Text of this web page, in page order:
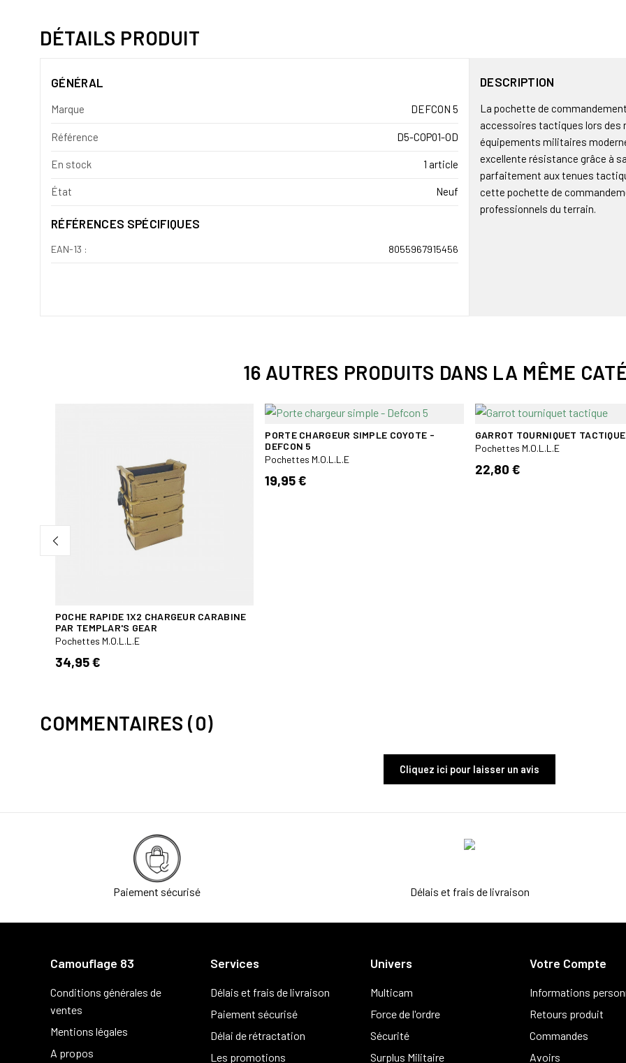
DÉTAILS PRODUIT
GÉNÉRAL
Marque DEFCON 5
Référence D5-COP01-OD
En stock 1 article
État Neuf
RÉFÉRENCES SPÉCIFIQUES
EAN-13 : 8055967915456
DESCRIPTION
La pochette de
accessoires tactiques lors des
équipements militaires
excellente résistance grâce à
parfaitement aux tenues
cette pochette de
professionnels du terrain.
16 AUTRES PRODUITS DANS LA MÊME
POCHE RAPIDE 1X2 CHARGEUR CARABINE
PAR TEMPLAR'S GEAR
Pochettes M.O.L.L.E
34,95 €
PORTE CHARGEUR SIMPLE COYOTE -
DEFCON 5
Pochettes M.O.L.L.E
19,95 €
GARROT TOURNIQUET TACTIQUE
Pochettes M.O.L.L.E
22,80 €
COMMENTAIRES (0)
Cliquez ici pour laisser un avis
Paiement sécurisé Délais et frais de livraison
Camouflage 83
Conditions générales de
ventes
Mentions légales
A propos
Services
Délais et frais de livraison
Paiement sécurisé
Délai de rétractation
Les promotions
Univers
Multicam
Force de l'ordre
Sécurité
Surplus Militaire
Votre Compte
Informations
Retours produit
Commandes
Avoirs